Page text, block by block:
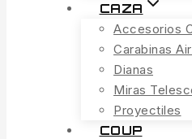
CAZA
Accesorios
Carabinas
Dianas
Miras
Proyectiles
COUP